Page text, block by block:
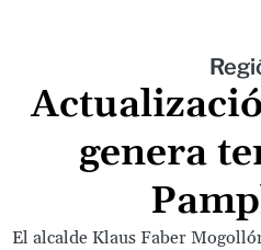
genera
El alcalde Klaus Faber